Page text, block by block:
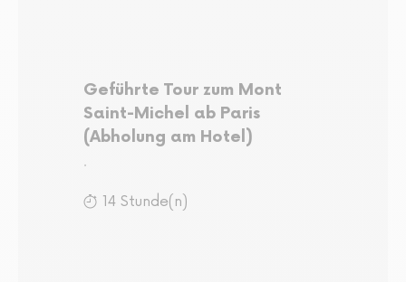
Geführte Tour zum Mont
Saint-Michel ab Paris
(Abholung am Hotel)
.
14 Stunde(n)